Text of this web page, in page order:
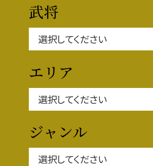
秀長関連 史跡 一覧
秀長グルメ・土産一覧
豊臣秀吉と名古屋の関係
秀吉関連 史跡 一覧
秀吉グルメ・土産 一覧
武将
エリア
ジャンル